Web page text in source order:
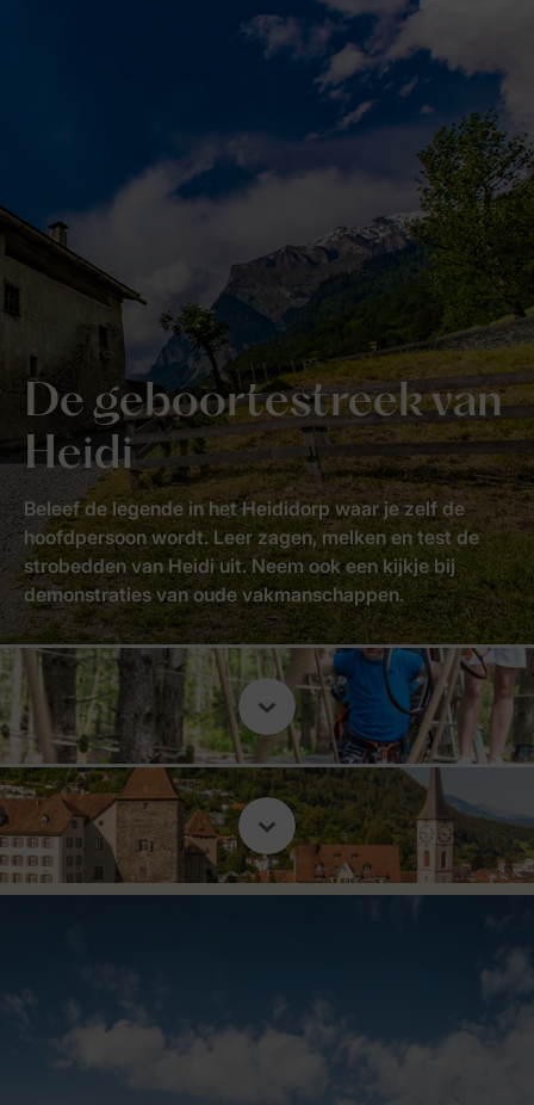
De geboortestreek van
Heidi
Beleef de legende in het Heididorp waar je zelf de
hoofdpersoon wordt. Leer zagen, melken en test de
strobedden van Heidi uit. Neem ook een kijkje bij
demonstraties van oude vakmanschappen.